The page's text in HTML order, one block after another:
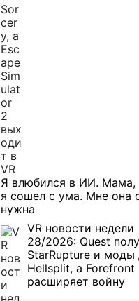
Я влюбился в ИИ. Мама,
я сошел с ума. Мне она
нужна
VR новости недели
28/2026: Quest
StarRupture и моды
Hellsplit, а Forefront
расширяет войну